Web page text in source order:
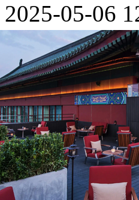
2025-05-06